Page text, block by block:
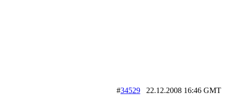
#34529 22.12.2008 16:46 GMT